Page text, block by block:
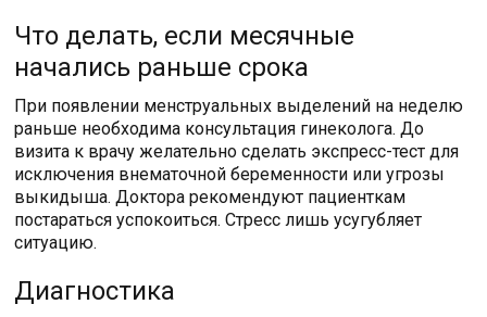
Что делать, если месячные
начались раньше срока
При появлении менструальных выделений на неделю
раньше необходима консультация гинеколога. До
визита к врачу желательно сделать экспресс-тест для
исключения внематочной беременности или угрозы
выкидыша. Доктора рекомендуют пациенткам
постараться успокоиться. Стресс лишь усугубляет
ситуацию.
Диагностика